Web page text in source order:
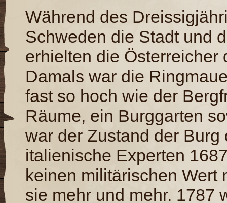
Während des
Schweden die Stadt und
erhielten die Österreicher
Damals war die
fast so hoch wie der
Räume, ein Burggarten
war der Zustand der
italienische Experten
keinen militärischen Wert
sie mehr und mehr. 1787